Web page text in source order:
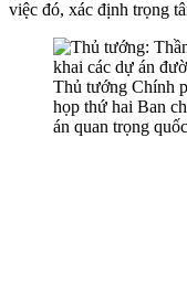
việc đó, xác định trọng
Thủ tướng Chính
họp thứ hai Ban
án quan trọng